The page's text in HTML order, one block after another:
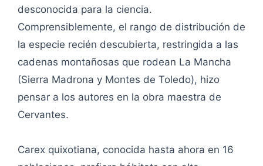
desconocida para la ciencia.
Comprensiblemente, el rango de distribución de
la especie recién descubierta, restringida a las
cadenas montañosas que rodean La Mancha
(Sierra Madrona y Montes de Toledo), hizo
pensar a los autores en la obra maestra de
Cervantes.
Carex quixotiana, conocida hasta ahora en 16